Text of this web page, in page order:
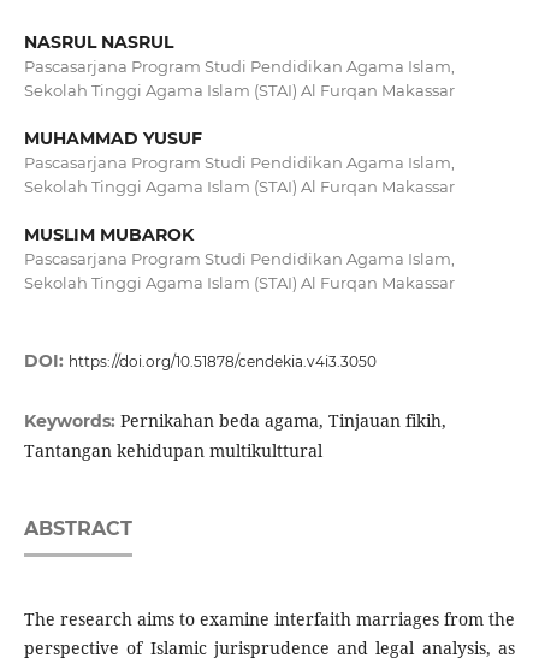
NASRUL NASRUL
Pascasarjana Program Studi Pendidikan Agama Islam,
Sekolah Tinggi Agama Islam (STAI) Al Furqan Makassar
MUHAMMAD YUSUF
Pascasarjana Program Studi Pendidikan Agama Islam,
Sekolah Tinggi Agama Islam (STAI) Al Furqan Makassar
MUSLIM MUBAROK
Pascasarjana Program Studi Pendidikan Agama Islam,
Sekolah Tinggi Agama Islam (STAI) Al Furqan Makassar
DOI: https://doi.org/10.51878/cendekia.v4i3.3050
Keywords: Pernikahan beda agama, Tinjauan fikih,
Tantangan kehidupan multikulttural
ABSTRACT
The research aims to examine interfaith marriages from the
perspective of Islamic jurisprudence and legal analysis, as